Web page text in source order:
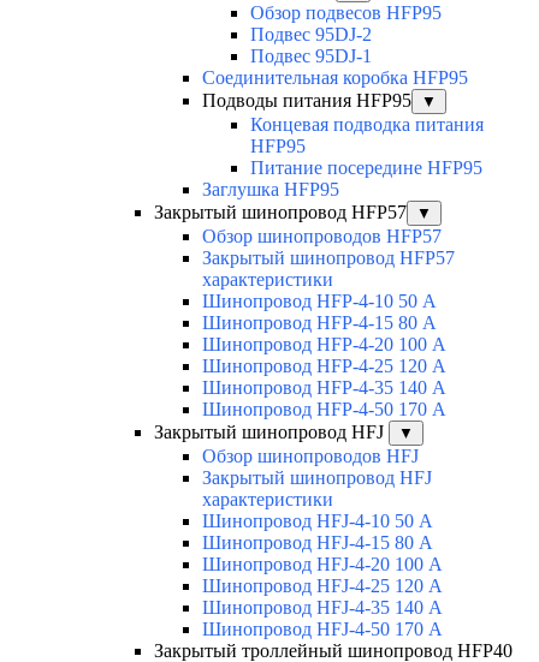
Обзор подвесов HFP95
Подвес 95DJ-2
Подвес 95DJ-1
Соединительная коробка HFP95
Подводы питания HFP95
▼
Концевая подводка питания
HFP95
Питание посередине HFP95
Заглушка HFP95
Закрытый шинопровод HFP57
▼
Обзор шинопроводов HFP57
Закрытый шинопровод HFP57
характеристики
Шинопровод HFP-4-10 50 А
Шинопровод HFP-4-15 80 А
Шинопровод HFP-4-20 100 А
Шинопровод HFP-4-25 120 А
Шинопровод HFP-4-35 140 А
Шинопровод HFP-4-50 170 А
Закрытый шинопровод HFJ
▼
Обзор шинопроводов HFJ
Закрытый шинопровод HFJ
характеристики
Шинопровод HFJ-4-10 50 А
Шинопровод HFJ-4-15 80 А
Шинопровод HFJ-4-20 100 А
Шинопровод HFJ-4-25 120 А
Шинопровод HFJ-4-35 140 А
Шинопровод HFJ-4-50 170 А
Закрытый троллейный шинопровод HFP40